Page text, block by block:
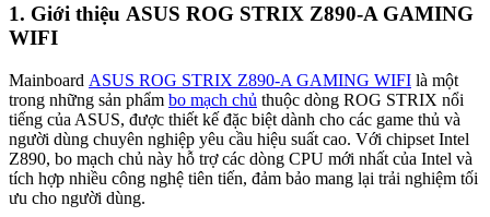
1. Giới thiệu ASUS ROG STRIX Z890-A GAMING
WIFI
Mainboard ASUS ROG STRIX Z890-A GAMING WIFI là một
trong những sản phẩm bo mạch chủ thuộc dòng ROG STRIX nổi
tiếng của ASUS, được thiết kế đặc biệt dành cho các game thủ và
người dùng chuyên nghiệp yêu cầu hiệu suất cao. Với chipset Intel
Z890, bo mạch chủ này hỗ trợ các dòng CPU mới nhất của Intel và
tích hợp nhiều công nghệ tiên tiến, đảm bảo mang lại trải nghiệm tối
ưu cho người dùng.